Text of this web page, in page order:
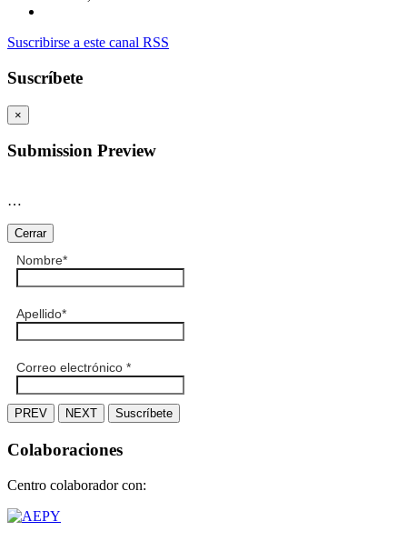
Suscribirse a este canal RSS
Suscríbete
×
Submission Preview
…
Cerrar
Nombre*
Apellido*
Correo electrónico *
PREV NEXT Suscríbete
Colaboraciones
Centro colaborador con: